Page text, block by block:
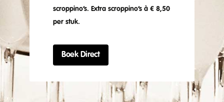
scroppino’s. Extra scroppino’s à € 8,50
per stuk.
Boek Direct